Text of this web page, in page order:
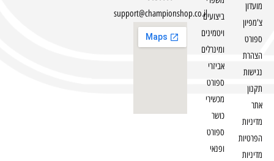
מועדון
צ'מפיון
ספורט
הצהרת
נגישות
תקנון
אתר
מדיניות
הפרטיות
מדיניות
ביצועים
ויטמינים
ומינרלים
אביזרי
ספורט
מכשירי
כושר
ספורט
ופנאי
support@championshop.co.il